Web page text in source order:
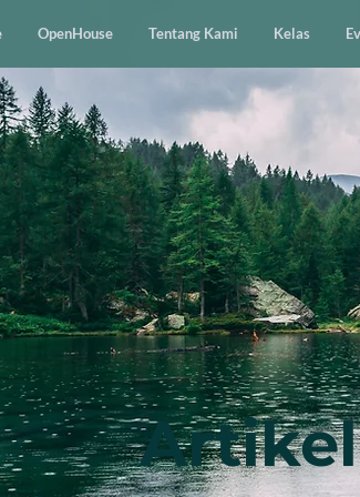
OpenHouse Tentang Kami Kelas
Artikel